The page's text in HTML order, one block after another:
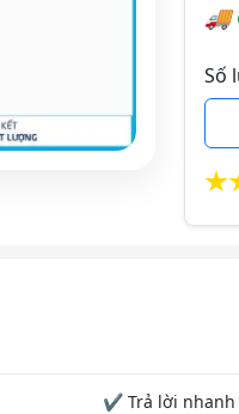
🚚
Số
✔ Trả lời nhanh